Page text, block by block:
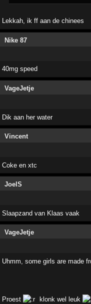
Lekkah, ik ff aan de chinees
Nike 87
40mg speed
VageJetje
Dik aan her water
Vincent
Coke en xtc
JoelS
Slaapzand van Klaas vaak
VageJetje
Uhmm, some girls are made
Proest klonk wel leuk